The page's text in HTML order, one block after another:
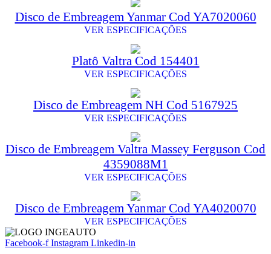
Disco de Embreagem Yanmar Cod YA7020060
VER ESPECIFICAÇÕES
Platô Valtra Cod 154401
VER ESPECIFICAÇÕES
Disco de Embreagem NH Cod 5167925
VER ESPECIFICAÇÕES
Disco de Embreagem Valtra Massey Ferguson Cod
4359088M1
VER ESPECIFICAÇÕES
Disco de Embreagem Yanmar Cod YA4020070
VER ESPECIFICAÇÕES
Facebook-f Instagram Linkedin-in